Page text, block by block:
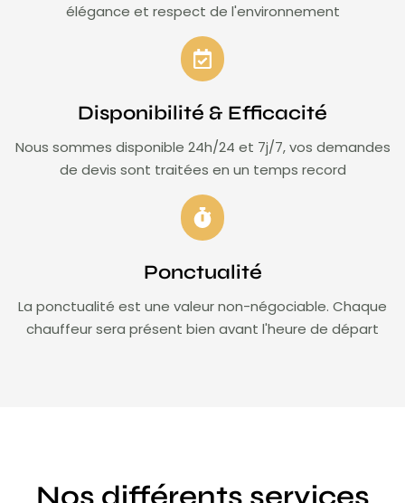
élégance et respect de l'environnement
Disponibilité & Efficacité
Nous sommes disponible 24h/24 et 7j/7, vos demandes
de devis sont traitées en un temps record
Ponctualité
La ponctualité est une valeur non-négociable. Chaque
chauffeur sera présent bien avant l'heure de départ